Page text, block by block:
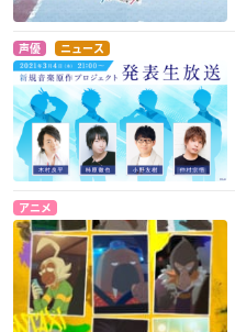
声優 ニュース
アニメ